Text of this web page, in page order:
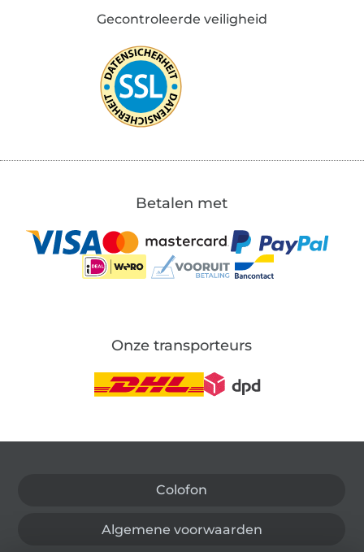
Gecontroleerde veiligheid
Betalen met
Onze transporteurs
Colofon
Algemene voorwaarden